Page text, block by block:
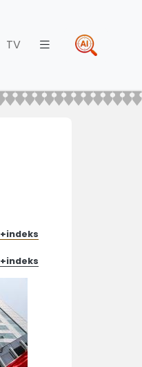
TV
+indeks
+indeks